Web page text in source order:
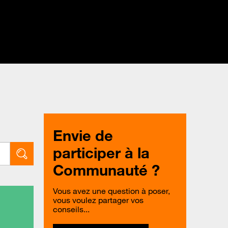
Envie de
participer à la
Communauté ?
Vous avez une question à poser,
vous voulez partager vos
conseils...